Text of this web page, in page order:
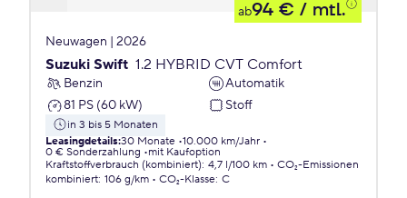
ab94 € / mtl.
Neuwagen | 2026
Suzuki Swift 1.2 HYBRID CVT Comfort
Benzin
Automatik
81 PS (60 kW)
Stoff
in 3 bis 5 Monaten
Leasingdetails:30 Monate 10.000 km/Jahr
0 € Sonderzahlung
mit Kaufoption
Kraftstoffverbrauch (kombiniert): 4,7 l/100 km
CO₂-Emissionen
kombiniert: 106 g/km CO₂-Klasse: C